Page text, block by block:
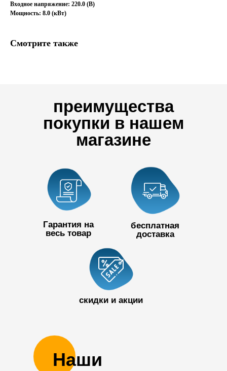
Входное напряжение: 220.0 (В)
Мощность: 8.0 (кВт)
Смотрите также
преимущества
покупки в нашем
магазине
Гарантия на
весь товар
бесплатная
доставка
скидки и акции
Наши
+7 727 390
50 32